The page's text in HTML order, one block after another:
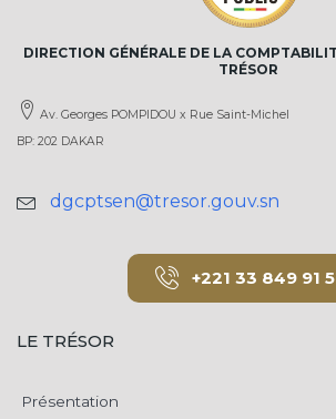
DIRECTION GÉNÉRALE DE LA
TRÉSOR
Av. Georges POMPIDOU x Rue Saint-Michel
BP: 202 DAKAR
dgcptsen@tresor.gouv.sn
+221 33 849 91
LE TRÉSOR
Présentation